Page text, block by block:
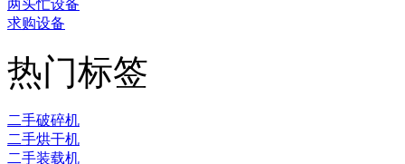
两头忙设备
求购设备
热门标签
二手破碎机
二手烘干机
二手装载机